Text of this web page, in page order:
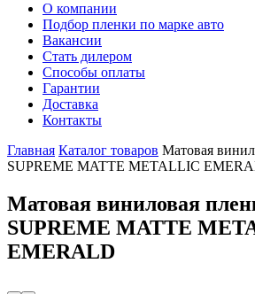
О компании
Подбор пленки по марке авто
Вакансии
Стать дилером
Способы оплаты
Гарантии
Доставка
Контакты
Главная Каталог товаров Матовая
SUPREME MATTE METALLIC
Матовая виниловая
SUPREME MATTE
EMERALD